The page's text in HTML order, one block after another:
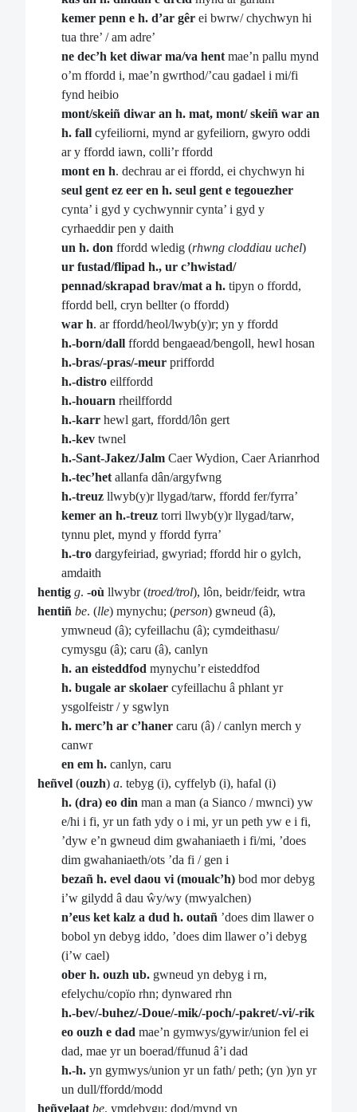
kemer penn e h. d’ar gêr ei bwrw/ chychwyn hi
tua thre’ / am adre’
ne dec’h ket diwar ma/va hent mae’n pallu mynd
o’m ffordd i, mae’n gwrthod/’cau gadael i mi/fi
fynd heibio
mont/skeiñ diwar an h. mat, mont/ skeiñ war an
h. fall cyfeiliorni, mynd ar gyfeiliorn, gwyro oddi
ar y ffordd iawn, colli’r ffordd
mont en h. dechrau ar ei ffordd, ei chychwyn hi
seul gent ez eer en h. seul gent e tegouezher
cynta’ i gyd y cychwynnir cynta’ i gyd y
cyrhaeddir pen y daith
un h. don ffordd wledig (rhwng cloddiau uchel)
ur fustad/flipad h., ur c’hwistad/
pennad/skrapad brav/mat a h. tipyn o ffordd,
ffordd bell, cryn bellter (o ffordd)
war h. ar ffordd/heol/lwyb(y)r; yn y ffordd
h.-born/dall ffordd bengaead/bengoll, hewl hosan
h.-bras/-pras/-meur priffordd
h.-distro eilffordd
h.-houarn rheilffordd
h.-karr hewl gart, ffordd/lôn gert
h.-kev twnel
h.-Sant-Jakez/Jalm Caer Wydion, Caer Arianrhod
h.-tec’het allanfa dân/argyfwng
h.-treuz llwyb(y)r llygad/tarw, ffordd fer/fyrra’
kemer an h.-treuz torri llwyb(y)r llygad/tarw,
tynnu plet, mynd y ffordd fyrra’
h.-tro dargyfeiriad, gwyriad; ffordd hir o gylch,
amdaith
hentig g. -où llwybr (troed/trol), lôn, beidr/feidr, wtra
hentiñ be. (lle) mynychu; (person) gwneud (â),
ymwneud (â); cyfeillachu (â); cymdeithasu/
cymysgu (â); caru (â), canlyn
h. an eisteddfod mynychu’r eisteddfod
h. bugale ar skolaer cyfeillachu â phlant yr
ysgolfeistr / y sgwlyn
h. merc’h ar c’haner caru (â) / canlyn merch y
canwr
en em h. canlyn, caru
heñvel (ouzh) a. tebyg (i), cyffelyb (i), hafal (i)
h. (dra) eo din man a man (a Sianco / mwnci) yw
e/hi i fi, yr un fath ydy o i mi, yr un peth yw e i fi,
’dyw e’n gwneud dim gwahaniaeth i fi/mi, ’does
dim gwahaniaeth/ots ’da fi / gen i
bezañ h. evel daou vi (moualc’h) bod mor debyg
i’w gilydd â dau ŵy/wy (mwyalchen)
n’eus ket kalz a dud h. outañ ’does dim llawer o
bobol yn debyg iddo, ’does dim llawer o’i debyg
(i’w cael)
ober h. ouzh ub. gwneud yn debyg i rn,
efelychu/copïo rhn; dynwared rhn
h.-bev/-buhez/-Doue/-mik/-poch/-pakret/-vi/-rik
eo ouzh e dad mae’n gymwys/gywir/union fel ei
dad, mae yr un boerad/ffunud â’i dad
h.-h. yn gymwys/union yr un fath/ peth; (yn )yn yr
un dull/ffordd/modd
heñvelaat be. ymdebygu; dod/mynd yn